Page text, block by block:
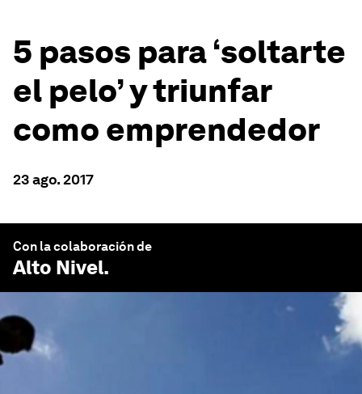
5 pasos para ‘soltarte
el pelo’ y triunfar
como emprendedor
23 ago. 2017
Con la colaboración de
Alto Nivel.